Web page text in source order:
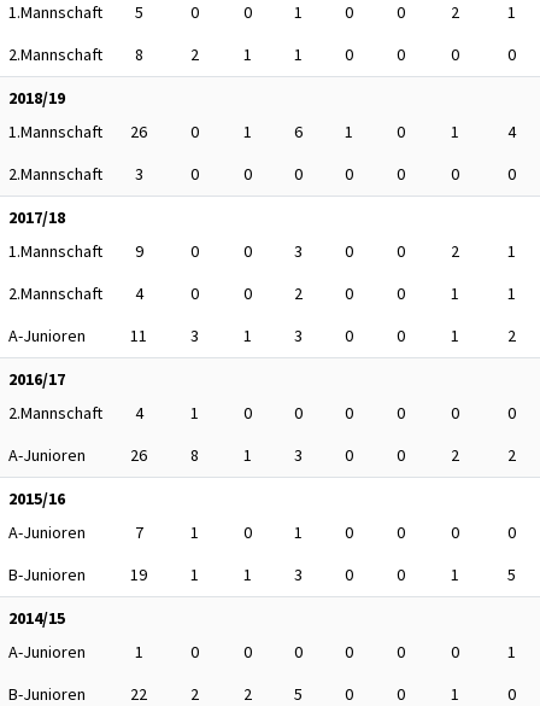
1.Mannschaft
5 0 0 1 0 0 2
1
2.Mannschaft
8 2 1 1 0 0 0
0
2018/19
1.Mannschaft
26 0 1 6 1 0 1
4
2.Mannschaft
3 0 0 0 0 0 0
0
2017/18
1.Mannschaft
9 0 0 3 0 0 2
1
2.Mannschaft
4 0 0 2 0 0 1
1
A-Junioren
11 3 1 3 0 0 1
2
2016/17
2.Mannschaft
4 1 0 0 0 0 0
0
A-Junioren
26 8 1 3 0 0 2
2
2015/16
A-Junioren
7 1 0 1 0 0 0
0
B-Junioren
19 1 1 3 0 0 1
5
2014/15
A-Junioren
1 0 0 0 0 0 0
1
B-Junioren
22 2 2 5 0 0 1
0